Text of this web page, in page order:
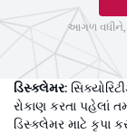
આગળ વધીને,
ડિસ્ક્લેમર:
રોકાણ કરતા પહેલાં
ડિસ્ક્લેમર માટે કૃપા